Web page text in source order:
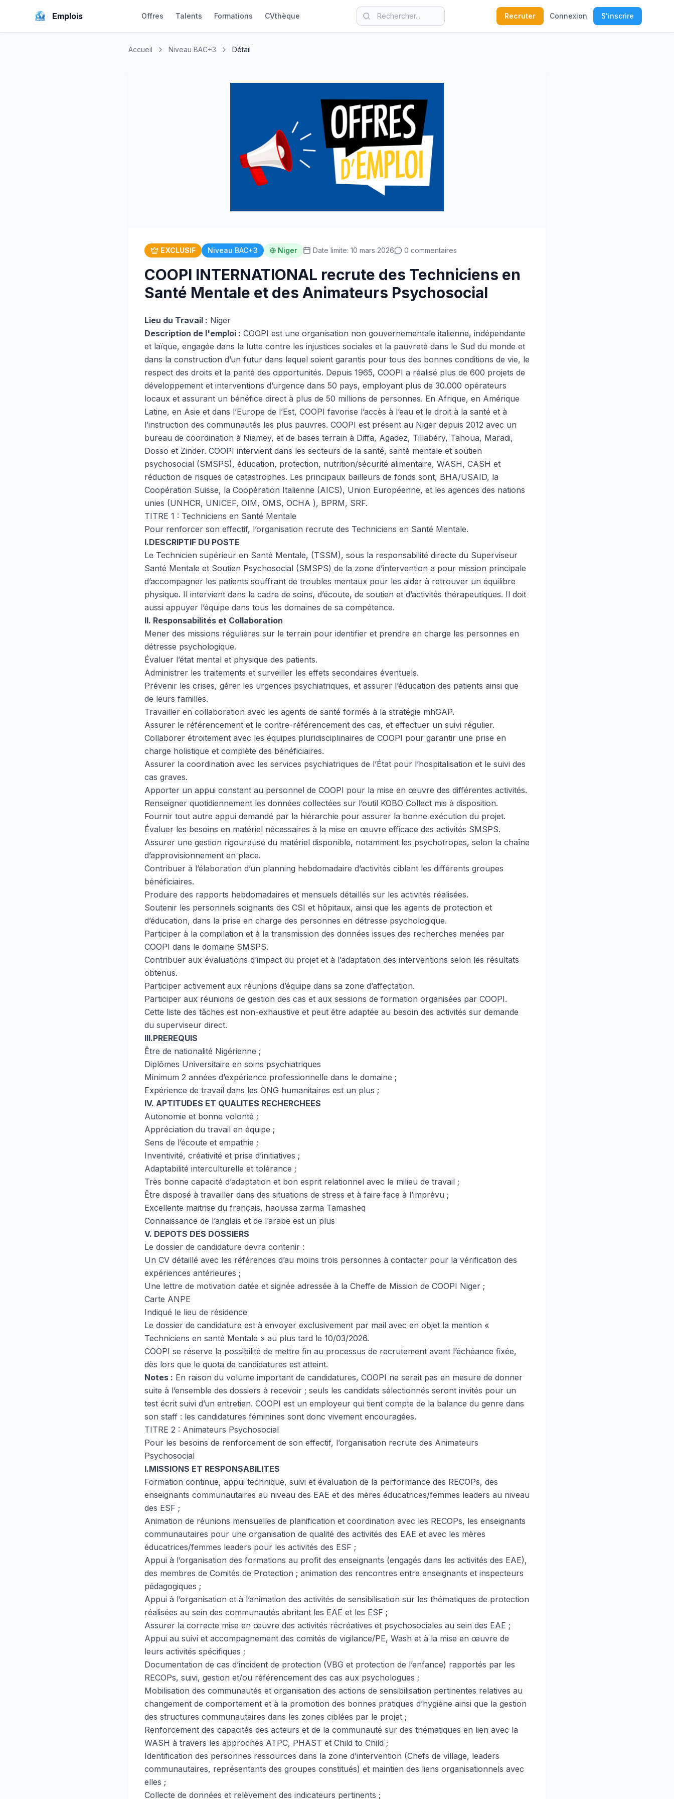
Emplois Offres Talents Formations CVthèque Recruter Connexion S'inscrire
Accueil Niveau BAC+3 Détail
EXCLUSIF Niveau BAC+3 Niger Date limite: 10 mars 2026 0 commentaires
COOPI INTERNATIONAL recrute des Techniciens en
Santé Mentale et des Animateurs Psychosocial
Lieu du Travail : Niger
Description de l'emploi : COOPI est une organisation non gouvernementale italienne, indépendante
et laïque, engagée dans la lutte contre les injustices sociales et la pauvreté dans le Sud du monde et
dans la construction d’un futur dans lequel soient garantis pour tous des bonnes conditions de vie, le
respect des droits et la parité des opportunités. Depuis 1965, COOPI a réalisé plus de 600 projets de
développement et interventions d’urgence dans 50 pays, employant plus de 30.000 opérateurs
locaux et assurant un bénéfice direct à plus de 50 millions de personnes. En Afrique, en Amérique
Latine, en Asie et dans l’Europe de l’Est, COOPI favorise l’accès à l’eau et le droit à la santé et à
l’instruction des communautés les plus pauvres. COOPI est présent au Niger depuis 2012 avec un
bureau de coordination à Niamey, et de bases terrain à Diffa, Agadez, Tillabéry, Tahoua, Maradi,
Dosso et Zinder. COOPI intervient dans les secteurs de la santé, santé mentale et soutien
psychosocial (SMSPS), éducation, protection, nutrition/sécurité alimentaire, WASH, CASH et
réduction de risques de catastrophes. Les principaux bailleurs de fonds sont, BHA/USAID, la
Coopération Suisse, la Coopération Italienne (AICS), Union Européenne, et les agences des nations
unies (UNHCR, UNICEF, OIM, OMS, OCHA ), BPRM, SRF.
TITRE 1 : Techniciens en Santé Mentale
Pour renforcer son effectif, l’organisation recrute des Techniciens en Santé Mentale.
I.DESCRIPTIF DU POSTE
Le Technicien supérieur en Santé Mentale, (TSSM), sous la responsabilité directe du Superviseur
Santé Mentale et Soutien Psychosocial (SMSPS) de la zone d’intervention a pour mission principale
d’accompagner les patients souffrant de troubles mentaux pour les aider à retrouver un équilibre
physique. Il intervient dans le cadre de soins, d’écoute, de soutien et d’activités thérapeutiques. Il doit
aussi appuyer l’équipe dans tous les domaines de sa compétence.
II. Responsabilités et Collaboration
Mener des missions régulières sur le terrain pour identifier et prendre en charge les personnes en
détresse psychologique.
Évaluer l’état mental et physique des patients.
Administrer les traitements et surveiller les effets secondaires éventuels.
Prévenir les crises, gérer les urgences psychiatriques, et assurer l’éducation des patients ainsi que
de leurs familles.
Travailler en collaboration avec les agents de santé formés à la stratégie mhGAP.
Assurer le référencement et le contre-référencement des cas, et effectuer un suivi régulier.
Collaborer étroitement avec les équipes pluridisciplinaires de COOPI pour garantir une prise en
charge holistique et complète des bénéficiaires.
Assurer la coordination avec les services psychiatriques de l’État pour l’hospitalisation et le suivi des
cas graves.
Apporter un appui constant au personnel de COOPI pour la mise en œuvre des différentes activités.
Renseigner quotidiennement les données collectées sur l’outil KOBO Collect mis à disposition.
Fournir tout autre appui demandé par la hiérarchie pour assurer la bonne exécution du projet.
Évaluer les besoins en matériel nécessaires à la mise en œuvre efficace des activités SMSPS.
Assurer une gestion rigoureuse du matériel disponible, notamment les psychotropes, selon la chaîne
d’approvisionnement en place.
Contribuer à l’élaboration d’un planning hebdomadaire d’activités ciblant les différents groupes
bénéficiaires.
Produire des rapports hebdomadaires et mensuels détaillés sur les activités réalisées.
Soutenir les personnels soignants des CSI et hôpitaux, ainsi que les agents de protection et
d’éducation, dans la prise en charge des personnes en détresse psychologique.
Participer à la compilation et à la transmission des données issues des recherches menées par
COOPI dans le domaine SMSPS.
Contribuer aux évaluations d’impact du projet et à l’adaptation des interventions selon les résultats
obtenus.
Participer activement aux réunions d’équipe dans sa zone d’affectation.
Participer aux réunions de gestion des cas et aux sessions de formation organisées par COOPI.
Cette liste des tâches est non-exhaustive et peut être adaptée au besoin des activités sur demande
du superviseur direct.
III.PREREQUIS
Être de nationalité Nigérienne ;
Diplômes Universitaire en soins psychiatriques
Minimum 2 années d’expérience professionnelle dans le domaine ;
Expérience de travail dans les ONG humanitaires est un plus ;
IV. APTITUDES ET QUALITES RECHERCHEES
Autonomie et bonne volonté ;
Appréciation du travail en équipe ;
Sens de l’écoute et empathie ;
Inventivité, créativité et prise d’initiatives ;
Adaptabilité interculturelle et tolérance ;
Très bonne capacité d’adaptation et bon esprit relationnel avec le milieu de travail ;
Être disposé à travailler dans des situations de stress et à faire face à l’imprévu ;
Excellente maitrise du français, haoussa zarma Tamasheq
Connaissance de l’anglais et de l’arabe est un plus
V. DEPOTS DES DOSSIERS
Le dossier de candidature devra contenir :
Un CV détaillé avec les références d’au moins trois personnes à contacter pour la vérification des
expériences antérieures ;
Une lettre de motivation datée et signée adressée à la Cheffe de Mission de COOPI Niger ;
Carte ANPE
Indiqué le lieu de résidence
Le dossier de candidature est à envoyer exclusivement par mail avec en objet la mention «
Techniciens en santé Mentale » au plus tard le 10/03/2026.
COOPI se réserve la possibilité de mettre fin au processus de recrutement avant l’échéance fixée,
dès lors que le quota de candidatures est atteint.
Notes : En raison du volume important de candidatures, COOPI ne serait pas en mesure de donner
suite à l’ensemble des dossiers à recevoir ; seuls les candidats sélectionnés seront invités pour un
test écrit suivi d’un entretien. COOPI est un employeur qui tient compte de la balance du genre dans
son staff : les candidatures féminines sont donc vivement encouragées.
TITRE 2 : Animateurs Psychosocial
Pour les besoins de renforcement de son effectif, l’organisation recrute des Animateurs
Psychosocial
I.MISSIONS ET RESPONSABILITES
Formation continue, appui technique, suivi et évaluation de la performance des RECOPs, des
enseignants communautaires au niveau des EAE et des mères éducatrices/femmes leaders au niveau
des ESF ;
Animation de réunions mensuelles de planification et coordination avec les RECOPs, les enseignants
communautaires pour une organisation de qualité des activités des EAE et avec les mères
éducatrices/femmes leaders pour les activités des ESF ;
Appui à l’organisation des formations au profit des enseignants (engagés dans les activités des EAE),
des membres de Comités de Protection ; animation des rencontres entre enseignants et inspecteurs
pédagogiques ;
Appui à l’organisation et à l’animation des activités de sensibilisation sur les thématiques de protection
réalisées au sein des communautés abritant les EAE et les ESF ;
Assurer la correcte mise en œuvre des activités récréatives et psychosociales au sein des EAE ;
Appui au suivi et accompagnement des comités de vigilance/PE, Wash et à la mise en œuvre de
leurs activités spécifiques ;
Documentation de cas d’incident de protection (VBG et protection de l’enfance) rapportés par les
RECOPs, suivi, gestion et/ou référencement des cas aux psychologues ;
Mobilisation des communautés et organisation des actions de sensibilisation pertinentes relatives au
changement de comportement et à la promotion des bonnes pratiques d’hygiène ainsi que la gestion
des structures communautaires dans les zones ciblées par le projet ;
Renforcement des capacités des acteurs et de la communauté sur des thématiques en lien avec la
WASH à travers les approches ATPC, PHAST et Child to Child ;
Identification des personnes ressources dans la zone d’intervention (Chefs de village, leaders
communautaires, représentants des groupes constitués) et maintien des liens organisationnels avec
elles ;
Collecte de données et relèvement des indicateurs pertinents ;